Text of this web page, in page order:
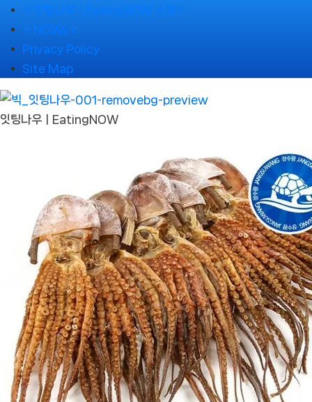
Skip
to
content
🌹잇팅나우ㅣEatingNOW 소개🌹
🌹NOWs🌹
Privacy Policy
Site Map
잇팅나우ㅣEatingNOW